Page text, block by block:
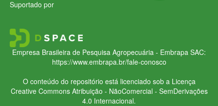
Suportado por
Empresa Brasileira de Pesquisa Agropecuária - Embrapa SAC:
https://www.embrapa.br/fale-conosco
O conteúdo do repositório está licenciado sob a Licença
Creative CommonsAtribuição - NãoComercial - SemDerivações
4.0 Internacional.